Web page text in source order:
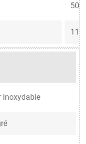
50
11 A
inoxydable